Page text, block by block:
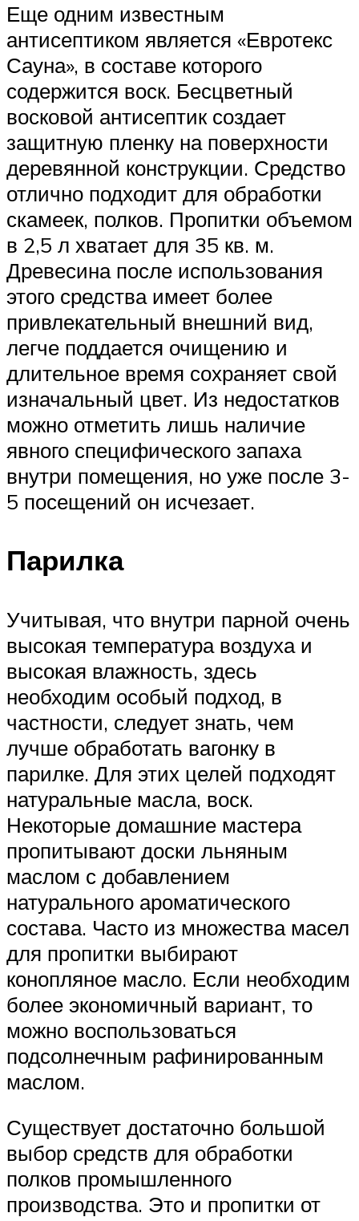
Еще одним известным
антисептиком является «Евротекс
Сауна», в составе которого
содержится воск. Бесцветный
восковой антисептик создает
защитную пленку на поверхности
деревянной конструкции. Средство
отлично подходит для обработки
скамеек, полков. Пропитки объемом
в 2,5 л хватает для 35 кв. м.
Древесина после использования
этого средства имеет более
привлекательный внешний вид,
легче поддается очищению и
длительное время сохраняет свой
изначальный цвет. Из недостатков
можно отметить лишь наличие
явного специфического запаха
внутри помещения, но уже после 3-
5 посещений он исчезает.
Парилка
Учитывая, что внутри парной очень
высокая температура воздуха и
высокая влажность, здесь
необходим особый подход, в
частности, следует знать, чем
лучше обработать вагонку в
парилке. Для этих целей подходят
натуральные масла, воск.
Некоторые домашние мастера
пропитывают доски льняным
маслом с добавлением
натурального ароматического
состава. Часто из множества масел
для пропитки выбирают
конопляное масло. Если необходим
более экономичный вариант, то
можно воспользоваться
подсолнечным рафинированным
маслом.
Существует достаточно большой
выбор средств для обработки
полков промышленного
производства. Это и пропитки от